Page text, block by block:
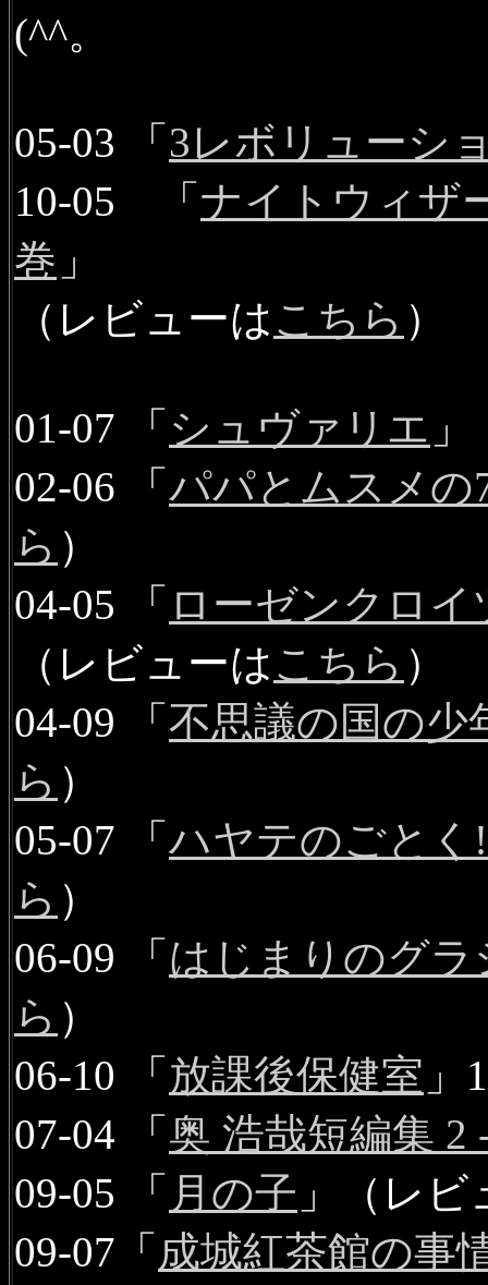
(^^。
05-03 「 3レボリューシ
10-05 「 ナイトウィザ
巻 」
（レビューはこちら ）
01-07 「 シュヴァリエ
02-06 「 パパとムスメの
ら ）
04-05 「 ローゼンクロ
（レビューはこちら ）
04-09 「 不思議の国の少
ら ）
05-07 「ハヤテのごと
ら ）
06-09 「 はじまりのグラ
ら ）
06-10 「 放課後保健室
07-04 「 奥 浩哉短編集 2
09-05 「 月の子 」（レビ
09-07「 成城紅茶館の事